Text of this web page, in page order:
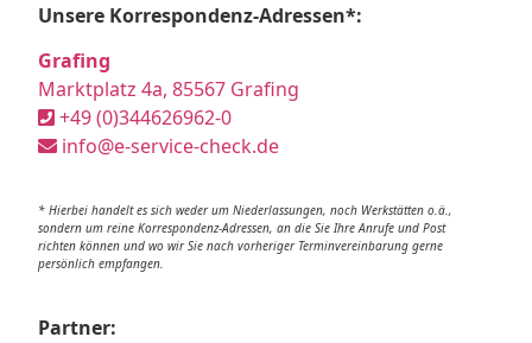
Unsere Korrespondenz-Adressen*:
Grafing
Marktplatz 4a, 85567 Grafing
+49 (0)344626962-0
info@e-service-check.de
* Hierbei handelt es sich weder um Niederlassungen, noch Werkstätten o.ä.,
sondern um reine Korrespondenz-Adressen, an die Sie Ihre Anrufe und Post
richten können und wo wir Sie nach vorheriger Terminvereinbarung gerne
persönlich empfangen.
Partner: